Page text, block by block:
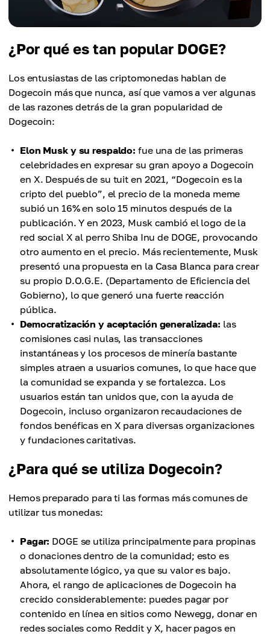
¿Por qué es tan popular DOGE?
Los entusiastas de las criptomonedas hablan de
Dogecoin más que nunca, así que vamos a ver algunas
de las razones detrás de la gran popularidad de
Dogecoin:
Elon Musk y su respaldo: fue una de las primeras
celebridades en expresar su gran apoyo a Dogecoin
en X. Después de su tuit en 2021, “Dogecoin es la
cripto del pueblo”, el precio de la moneda meme
subió un 16% en solo 15 minutos después de la
publicación. Y en 2023, Musk cambió el logo de la
red social X al perro Shiba Inu de DOGE, provocando
otro aumento en el precio. Más recientemente, Musk
presentó una propuesta en la Casa Blanca para crear
su propio D.O.G.E. (Departamento de Eficiencia del
Gobierno), lo que generó una fuerte reacción
pública.
Democratización y aceptación generalizada: las
comisiones casi nulas, las transacciones
instantáneas y los procesos de minería bastante
simples atraen a usuarios comunes, lo que hace que
la comunidad se expanda y se fortalezca. Los
usuarios están tan unidos que, con la ayuda de
Dogecoin, incluso organizaron recaudaciones de
fondos benéficas en X para diversas organizaciones
y fundaciones caritativas.
¿Para qué se utiliza Dogecoin?
Hemos preparado para ti las formas más comunes de
utilizar tus monedas:
Pagar: DOGE se utiliza principalmente para propinas
o donaciones dentro de la comunidad; esto es
absolutamente lógico, ya que su valor es bajo.
Ahora, el rango de aplicaciones de Dogecoin ha
crecido considerablemente: puedes pagar por
contenido en línea en sitios como Newegg, donar en
redes sociales como Reddit y X, hacer pagos en